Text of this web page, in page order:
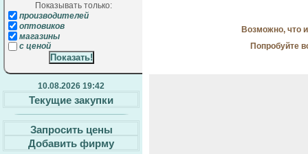
Показывать только:
производителей
оптовиков
магазины
с ценой
10.08.2026 19:42
Текущие закупки
Запросить цены
Добавить фирму
Возможно, что
Попробуйте